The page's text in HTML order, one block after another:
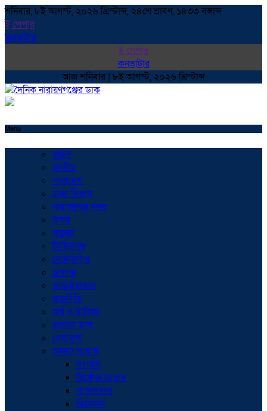
শনিবার, ৮ই আগস্ট, ২০২৬ খ্রিস্টাব্দ, ২৪শে শ্রাবণ, ১৪৩৩ বঙ্গাব্দ
ই পেপার
কনভাটার
ই পেপার
কনভাটার
আজ শনিবার | ৮ই আগস্ট, ২০২৬ খ্রিস্টাব্দ
Menu
প্রচ্ছদ
জাতীয়
সারাদেশ
ঢাকা বিভাগ
নারায়ণগঞ্জ সদর
বন্দর
ফতুল্লা
সিদ্ধিরগঞ্জ
সোনারগাঁও
রূপগঞ্জ
আড়াইহাজার
রাজনীতি
অর্থ ও বাণিজ্য
প্রবাসে ডাক
খেলাধুলা
অনন্যা সংবাদ
সংগঠন
নিখোঁজ সংবাদ
সাক্ষাৎকার
বিনোদন